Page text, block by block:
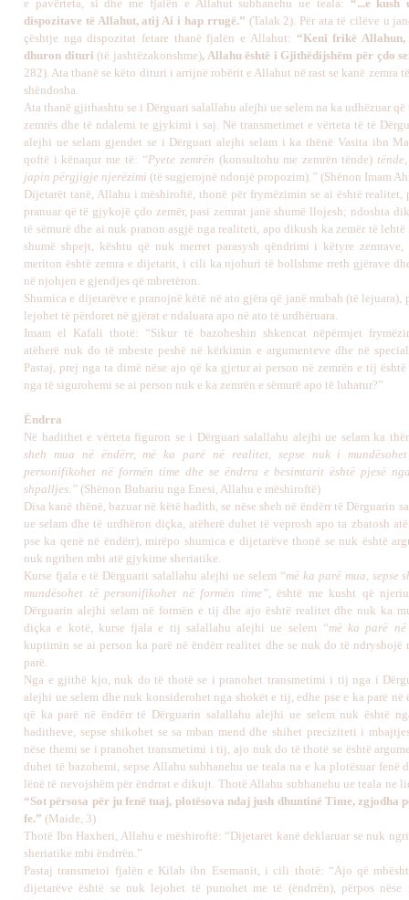
e pavërteta, si dhe me fjalën e Allahut subhanehu ue teala: “...e kush
dispozitave të Allahut, atij Ai i hap rrugë.” (Talak 2). Për ata të cilëve u
çështje nga dispozitat fetare thanë fjalën e Allahut: “Keni frikë
dhuron dituri (të jashtëzakonshme), Allahu është i Gjithëdijshëm për çdo
282). Ata thanë se këto dituri i arrijnë robërit e Allahut në rast se kanë zemra
shëndosha.
Ata thanë gjithashtu se i Dërguari salallahu alejhi ue selem na ka udhëzuar që
zemrës dhe të ndalemi te gjykimi i saj. Në transmetimet e vërteta të të
alejhi ue selam gjendet se i Dërguari alejhi selam i ka thënë Vasita ibn
qoftë i kënaqur me të: “Pyete zemrën (konsultohu me zemrën tënde)
japin përgjigje njerëzimi (të sugjerojnë ndonjë propozim).” (Shënon Imam
Dijetarët tanë, Allahu i mëshiroftë, thonë për frymëzimin se ai është realitet,
pranuar që të gjykojë çdo zemër, pasi zemrat janë shumë llojesh; ndoshta
të sëmurë dhe ai nuk pranon asgjë nga realiteti, apo dikush ka zemër të
shumë shpejt, kështu që nuk merret parasysh qëndrimi i këtyre
meriton është zemra e dijetarit, i cili ka njohuri të bollshme rreth gjërave
në njohjen e gjendjes që mbretëron.
Shumica e dijetarëve e pranojnë këtë në ato gjëra që janë mubah (të lejuara),
lejohet të përdoret në gjërat e ndaluara apo në ato të urdhëruara.
Imam el Kafali thotë: “Sikur të bazoheshin shkencat nëpërmjet
atëherë nuk do të mbeste peshë në kërkimin e argumenteve dhe në
Pastaj, prej nga ta dimë nëse ajo që ka gjetur ai person në zemrën e tij
nga të sigurohemi se ai person nuk e ka zemrën e sëmurë apo të luhatur?”
Ëndrra
Në hadithet e vërteta figuron se i Dërguari salallahu alejhi ue selam ka
sheh mua në ëndërr, më ka parë në realitet, sepse nuk i
personifikohet në formën time dhe se ëndrra e besimtarit është pjesë
shpalljes.” (Shënon Buhariu nga Enesi, Allahu e mëshiroftë)
Disa kanë thënë, bazuar në këtë hadith, se nëse sheh në ëndërr të Dërguarin
ue selam dhe të urdhëron diçka, atëherë duhet të veprosh apo ta zbatosh
pse ka qenë në ëndërr), mirëpo shumica e dijetarëve thonë se nuk është
nuk ngrihen mbi atë gjykime sheriatike.
Kurse fjala e të Dërguarit salallahu alejhi ue selem “më ka parë mua, sepse
mundësohet të personifikohet në formën time”,është me kusht që
Dërguarin alejhi selam në formën e tij dhe ajo është realitet dhe nuk ka
diçka e kotë, kurse fjala e tij salallahu alejhi ue selem “më ka parë
kuptimin se ai person ka parë në ëndërr realitet dhe se nuk do të ndryshojë
parë.
Nga e gjithë kjo, nuk do të thotë se i pranohet transmetimi i tij nga i
alejhi ue selem dhe nuk konsiderohet nga shokët e tij, edhe pse e ka parë në
që ka parë në ëndërr të Dërguarin salallahu alejhi ue selem nuk është
haditheve, sepse shikohet se sa mban mend dhe shihet preciziteti i
nëse themi se i pranohet transmetimi i tij, ajo nuk do të thotë se është
duhet të bazohemi, sepse Allahu subhanehu ue teala na e ka plotësuar fenë
lënë të nevojshëm për ëndrrat e dikujt. Thotë Allahu subhanehu ue teala ne
“Sot përsosa për ju fenë tuaj, plotësova ndaj jush dhuntinë Time, zgjodha
fe.” (Maide, 3)
Thotë Ibn Haxheri, Allahu e mëshiroftë: “Dijetarët kanë deklaruar se nuk
sheriatike mbi ëndrrën.”
Pastaj transmetoi fjalën e Kilab ibn Esemanit, i cili thotë: “Ajo që
dijetarëve është se nuk lejohet të punohet me të (ëndrrën), përpos nëse